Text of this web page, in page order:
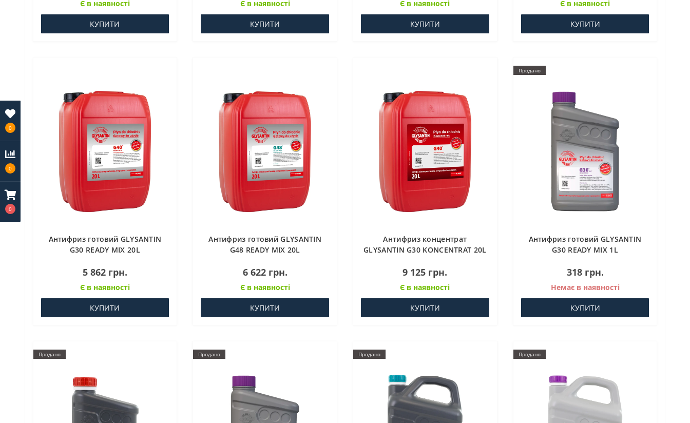
0
0
0
Є в наявності
КУПИТИ
Є в наявності
КУПИТИ
Є в наявності
КУПИТИ
Є в наявності
КУПИТИ
Антифриз готовий GLYSANTIN
G30 READY MIX 20L
5 862 грн.
Є в наявності
КУПИТИ
Антифриз готовий GLYSANTIN
G48 READY MIX 20L
6 622 грн.
Є в наявності
КУПИТИ
Антифриз концентрат
GLYSANTIN G30 KONCENTRAT 20L
9 125 грн.
Є в наявності
КУПИТИ
Продано
Антифриз готовий GLYSANTIN
G30 READY MIX 1L
318 грн.
Немає в наявності
КУПИТИ
Продано Продано Продано Продано